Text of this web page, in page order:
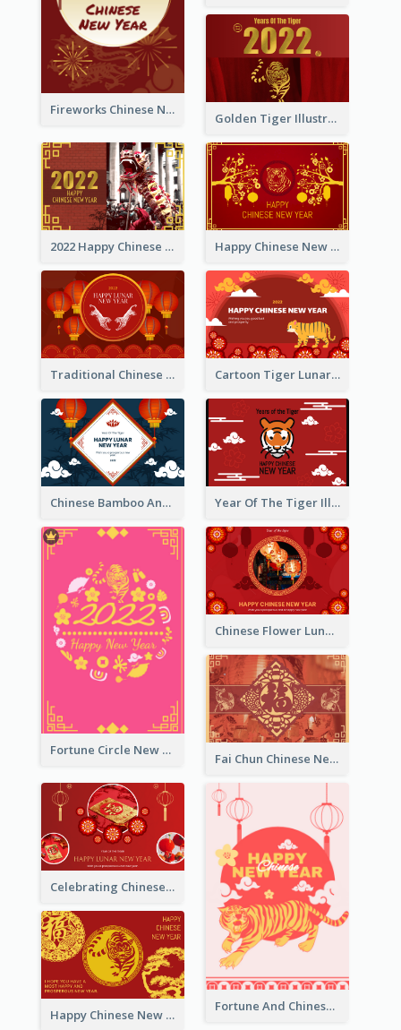
Fireworks Chinese New Year Greeting Card
Golden Tiger Illustration Chinese New Year Greeting Card
2022 Happy Chinese New Year Greeting Card With Photo Happy Chinese New Year Greeting Card With Chinese Tree Illustration
Traditional Chinese New Year Celebration Greeting Card Cartoon Tiger Lunar New Year Greeting Card
Chinese Bamboo And Lanterns New Year Greeting Card Year Of The Tiger Illustration Chinese New Year Greeting Card
Fortune Circle New Year Greeting Card
Chinese Flower Lunar New Year Greeting Card
Fai Chun Chinese New Year Greeting Card
Celebrating Chinese New Year Greeting Card
Fortune And Chinese New Year Greeting Card
Happy Chinese New Year Greeting Card With Circle illustrations